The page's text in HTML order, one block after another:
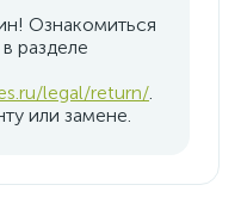
Ознакомиться
разделе
legal/return/.
или замене.